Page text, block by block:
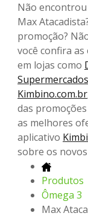
Não
Max
promoção?
você confira
em lojas como
Kimbino.com.br
das
as melhores
aplicativo
sobre os
Produtos
Ômega 3
Max